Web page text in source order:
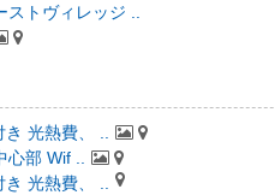
トヴィレッジ ..
き 光熱費、 ..
心部 Wif ..
き 光熱費、 ..